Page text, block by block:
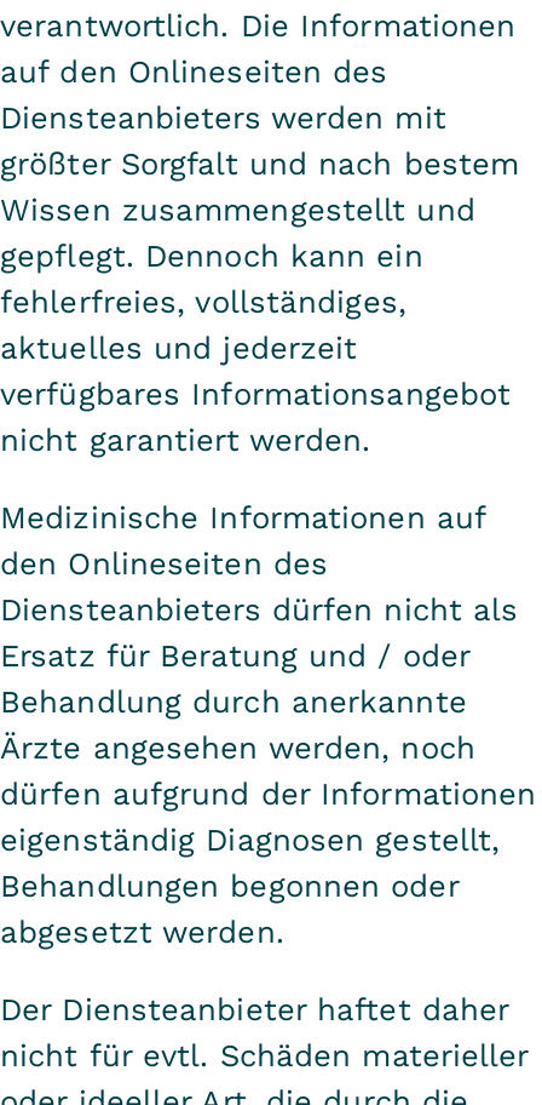
verantwortlich. Die Informationen
auf den Onlineseiten des
Diensteanbieters werden mit
größter Sorgfalt und nach bestem
Wissen zusammengestellt und
gepflegt. Dennoch kann ein
fehlerfreies, vollständiges,
aktuelles und jederzeit
verfügbares Informationsangebot
nicht garantiert werden.
Medizinische Informationen auf
den Onlineseiten des
Diensteanbieters dürfen nicht als
Ersatz für Beratung und / oder
Behandlung durch anerkannte
Ärzte angesehen werden, noch
dürfen aufgrund der Informationen
eigenständig Diagnosen gestellt,
Behandlungen begonnen oder
abgesetzt werden.
Der Diensteanbieter haftet daher
nicht für evtl. Schäden materieller